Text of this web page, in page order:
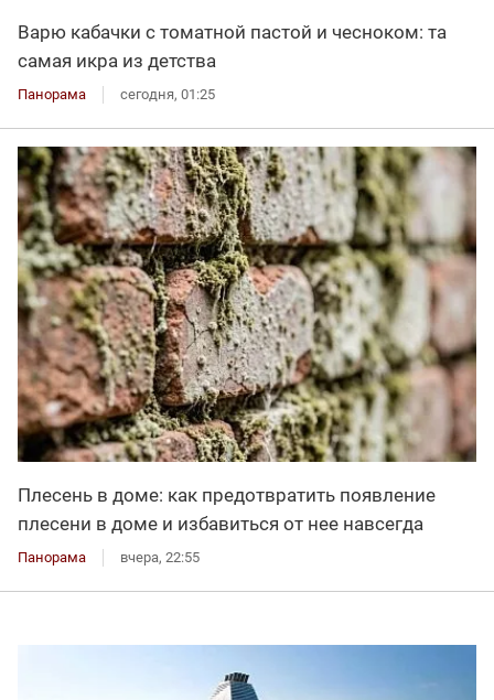
Варю кабачки с томатной пастой и чесноком: та
самая икра из детства
Панорама сегодня, 01:25
Плесень в доме: как предотвратить появление
плесени в доме и избавиться от нее навсегда
Панорама вчера, 22:55